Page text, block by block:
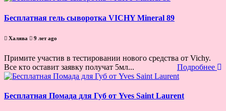
Бесплатная гель сыворотка VICHY Mineral 89
Халява 9 лет ago
Примите участив в тестировании нового средства от Vichy.
Все кто оставит заявку получат 5мл...
Подробнее
Бесплатная Помада для Губ от Yves Saint Laurent